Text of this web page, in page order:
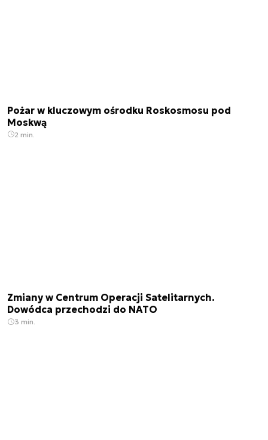
Pożar w kluczowym ośrodku Roskosmosu pod
Moskwą
2 min.
Zmiany w Centrum Operacji Satelitarnych.
Dowódca przechodzi do NATO
3 min.